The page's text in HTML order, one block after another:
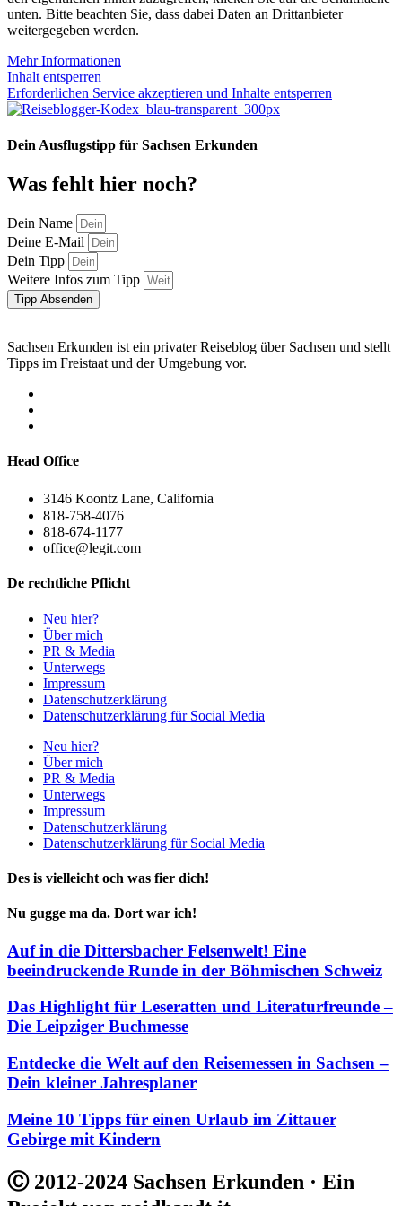
unten. Bitte beachten Sie, dass dabei Daten an Drittanbieter
weitergegeben werden.
Mehr Informationen
Inhalt entsperren
Erforderlichen Service akzeptieren und Inhalte entsperren
Dein Ausflugstipp für Sachsen Erkunden
Was fehlt hier noch?
Dein Name
Deine E-Mail
Dein Tipp
Weitere Infos zum Tipp
Tipp Absenden
Sachsen Erkunden ist ein privater Reiseblog über Sachsen und stellt
Tipps im Freistaat und der Umgebung vor.
Head Office
3146 Koontz Lane, California
818-758-4076
818-674-1177
office@legit.com
De rechtliche Pflicht
Neu hier?
Über mich
PR & Media
Unterwegs
Impressum
Datenschutzerklärung
Datenschutzerklärung für Social Media
Neu hier?
Über mich
PR & Media
Unterwegs
Impressum
Datenschutzerklärung
Datenschutzerklärung für Social Media
Des is vielleicht och was fier dich!
Nu gugge ma da. Dort war ich!
Auf in die Dittersbacher Felsenwelt! Eine
beeindruckende Runde in der Böhmischen Schweiz
Das Highlight für Leseratten und Literaturfreunde –
Die Leipziger Buchmesse
Entdecke die Welt auf den Reisemessen in Sachsen –
Dein kleiner Jahresplaner
Meine 10 Tipps für einen Urlaub im Zittauer
Gebirge mit Kindern
Ⓒ 2012-2024 Sachsen Erkunden · Ein